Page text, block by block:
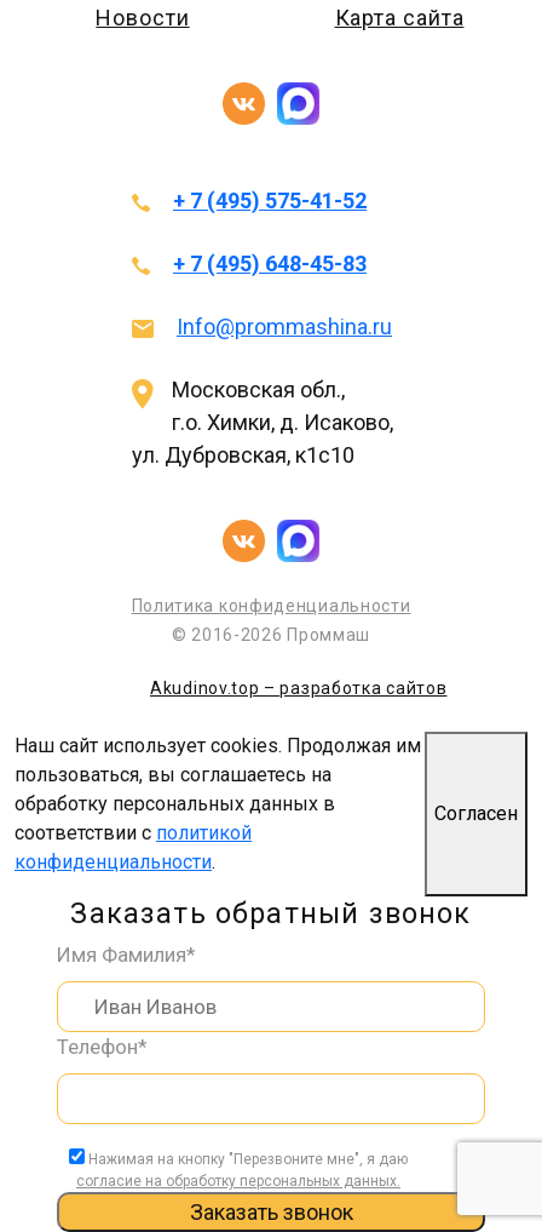
Новости
Карта сайта
+ 7 (495) 575-41-52
+ 7 (495) 648-45-83
Info@prommashina.ru
Московская обл.,
г.о. Химки, д. Исаково,
ул. Дубровская, к1с10
Политика конфиденциальности
© 2016-2026 Проммаш
Akudinov.top – разработка сайтов
Наш сайт использует cookies. Продолжая им
пользоваться, вы соглашаетесь на
обработку персональных данных в
соответствии с политикой
конфиденциальности.
Согласен
Заказать обратный звонок
Имя Фамилия*
Телефон*
Нажимая на кнопку "Перезвоните мне", я даю
согласие на обработку персональных данных.